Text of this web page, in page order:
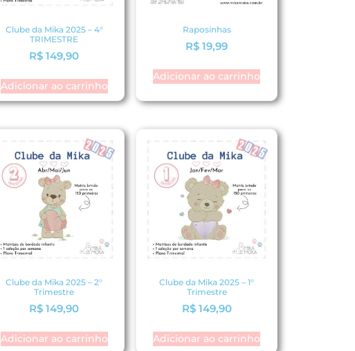
Clube da Mika 2025 – 4°
TRIMESTRE
R$ 149,90
Adicionar ao carrinho
Raposinhas
R$ 19,99
Adicionar ao carrinho
Clube da Mika 2025 – 2°
Trimestre
R$ 149,90
Adicionar ao carrinho
Clube da Mika 2025 – 1°
Trimestre
R$149,90
Adicionar ao carrinho